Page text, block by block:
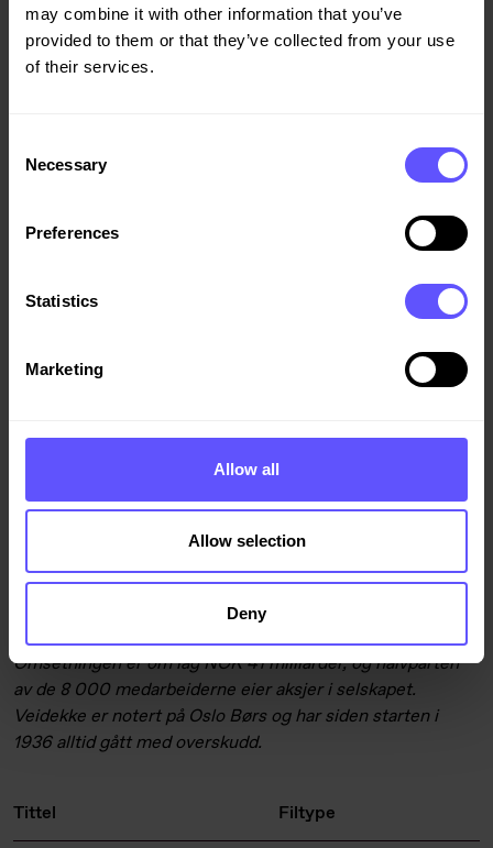
may combine it with other information that you’ve
provided to them or that they’ve collected from your use
of their services.
Selection
Necessary
Preferences
Statistics
Marketing
Allow all
Allow selection
Deny
Arbeidene har allerede startet opp med planlagt
overlevering i løpet av andre halvår 2027 og første halvår
2028.
kvartal 2025. Les mer
For mer informasjon kontakt:
88 37 16,
Helge Dieset, kommunikasjonssjef Veidekke, tlf 90 55 33
Abonner på meldinger fra Veidekke
Selskapet utfører alle typer bygg- og anleggsoppdrag,
vedlikeholder veier og produserer asfalt, pukk og grus.
Involvering og lokalkunnskap kjennetegner virksomheten.
Omsetningen er om lag NOK 41 milliarder, og halvparten
av de 8 000 medarbeiderne eier aksjer i selskapet.
Veidekke er notert på Oslo Børs og har siden starten i
1936 alltid gått med overskudd.
Tittel Filtype